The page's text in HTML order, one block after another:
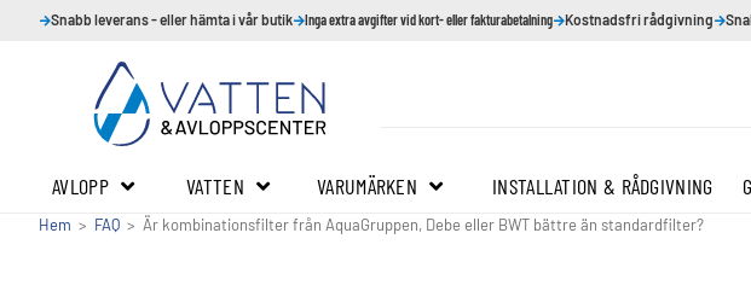
Snabb leverans - eller hämta i vår butik Inga extra avgifter vid kort- eller fakturabetalning Kostnadsfri rådgivning
AVLOPP VATTEN VARUMÄRKEN INSTALLATION & RÅDGIVNING
Hem > FAQ > Är kombinationsfilter från AquaGruppen, Debe eller BWT bättre än standardfilter?